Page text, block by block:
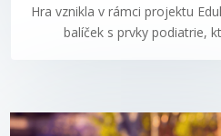
Hra vznikla v rámci projektu
balíček s prvky podiatrie,